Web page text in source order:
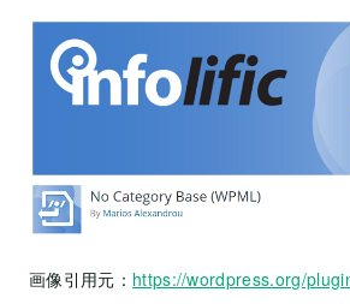
画像引用元： https://wordpress.org/